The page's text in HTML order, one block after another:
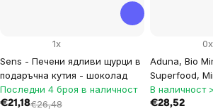
Sens - Печени ядливи щурци в
подаръчна кутия - шоколад
1x
Последни 4 броя в наличност
€21,18€26,48
Aduna, Bio
Superfood,
0x
В наличност
€28,52